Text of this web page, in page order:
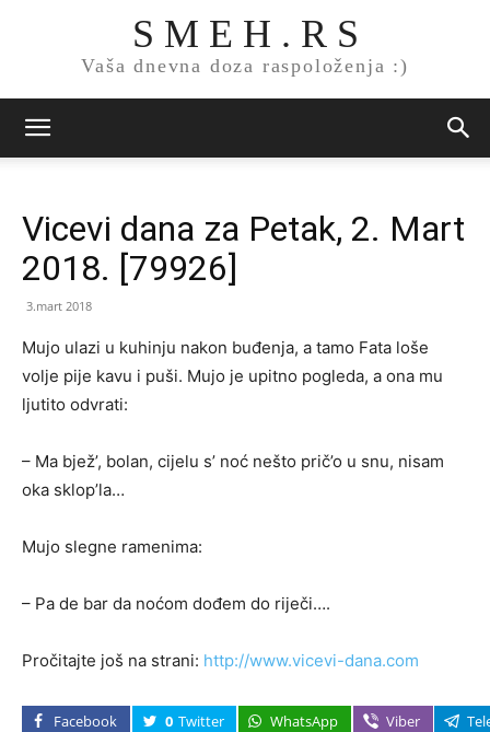
S M E H . R S
Vaša dnevna doza raspoloženja :)
Vicevi dana za Petak, 2. Mart
2018. [79926]
3.mart 2018
Mujo ulazi u kuhinju nakon buđenja, a tamo Fata loše
volje pije kavu i puši. Mujo je upitno pogleda, a ona mu
ljutito odvrati:
– Ma bjež’, bolan, cijelu s’ noć nešto prič’o u snu, nisam
oka sklop’la…
Mujo slegne ramenima:
– Pa de bar da noćom dođem do riječi….
Pročitajte još na strani: http://www.vicevi-dana.com
Facebook 0 Twitter WhatsApp Viber